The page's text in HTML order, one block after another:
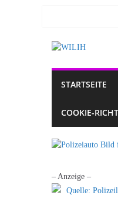
STARTSEITE
COOKIE-
– Anzeige –